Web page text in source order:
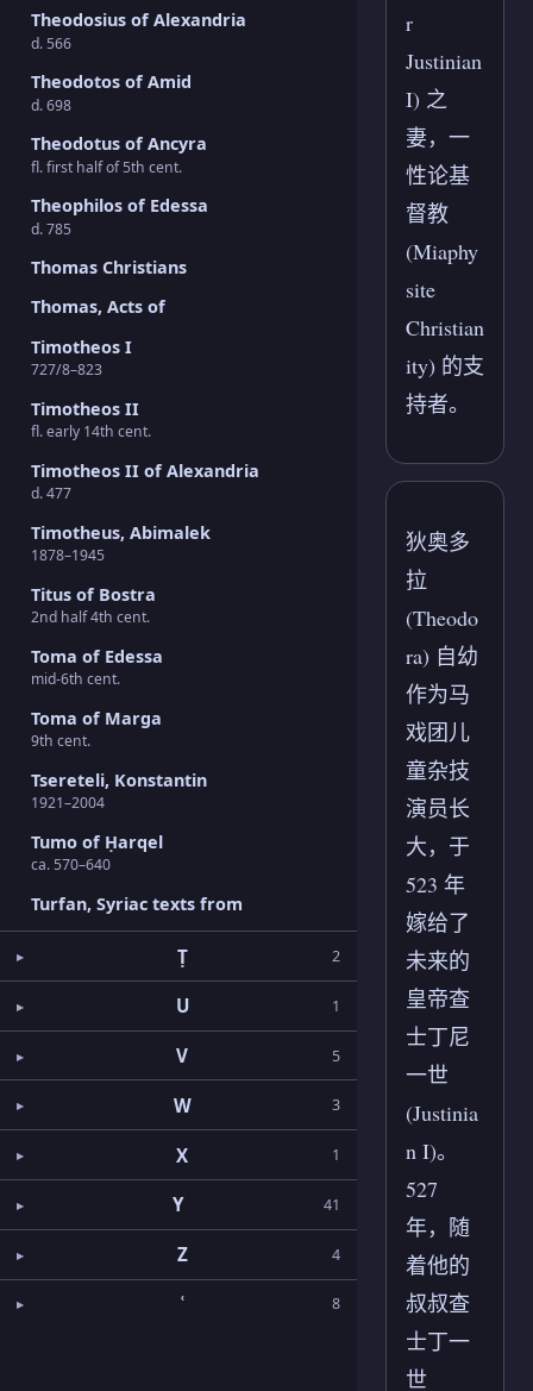
Theodosius of Alexandria
d. 566
Theodotos of Amid
d. 698
Theodotus of Ancyra
fl. first half of 5th cent.
Theophilos of Edessa
d. 785
Thomas Christians
Thomas, Acts of
Timotheos I
727/8–823
Timotheos II
fl. early 14th cent.
Timotheos II of Alexandria
d. 477
Timotheus, Abimalek
1878–1945
Titus of Bostra
2nd half 4th cent.
Toma of Edessa
mid-6th cent.
Toma of Marga
9th cent.
Tsereteli, Konstantin
1921–2004
Tumo of Ḥarqel
ca. 570–640
Turfan, Syriac texts from
Ṭ 2
U 1
V 5
W 3
X 1
Y 41
Z 4
ʿ 8
r
Justinian
I) 之
妻，一
性论基
督教
(Miaphy
site
Christian
ity) 的支
持者。
狄奥多
拉
(Theodo
ra) 自幼
作为马
戏团儿
童杂技
演员长
大，于
523 年
嫁给了
未来的
皇帝查
士丁尼
一世
(Justinia
n I)。
527
年，随
着他的
叔叔查
士丁一
世